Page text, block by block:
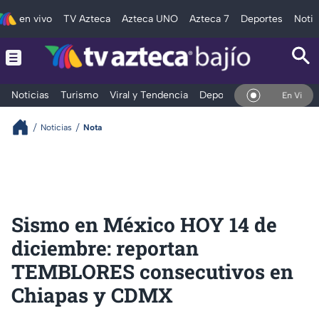
en vivo TV Azteca Azteca UNO Azteca 7 Deportes
Noticias Turismo Viral y Tendencia Deportes Espectáculos
En Vivo
Noticias Nota
Sismo en México HOY 14 de
diciembre: reportan
TEMBLORES consecutivos en
Chiapas y CDMX